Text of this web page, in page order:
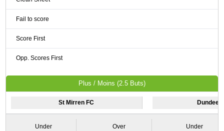
Fail to score
Score First
Opp. Scores First
Plus / Moins (2.5 Buts)
St Mirren FC Dundee
Under Over Under